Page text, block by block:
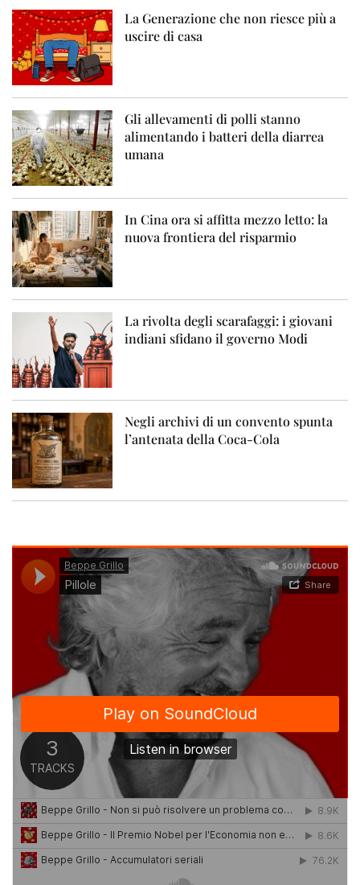
La Generazione che non riesce più a
uscire di casa
Gli allevamenti di polli stanno
alimentando i batteri della diarrea
umana
In Cina ora si affitta mezzo letto: la
nuova frontiera del risparmio
La rivolta degli scarafaggi: i giovani
indiani sfidano il governo Modi
Negli archivi di un convento spunta
l’antenata della Coca-Cola